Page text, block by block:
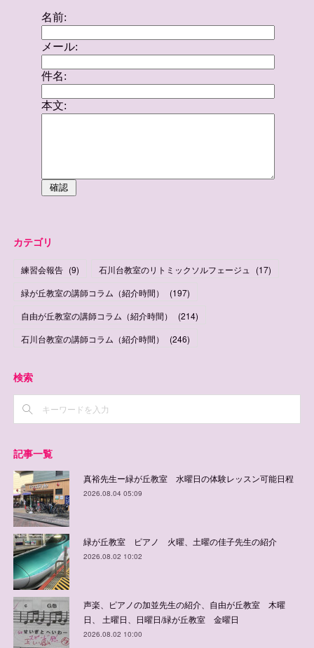
カテゴリ
練習会報告 (9) 石川台教室のリトミックソルフェージュ (17)
緑が丘教室の講師コラム（紹介時間）
(197)
自由が丘教室の講師コラム（紹介時間）
(214)
石川台教室の講師コラム（紹介時間）
(246)
検索
記事一覧
真裕先生ー緑が丘教室 水曜日の体験レッスン可能日程
2026.08.04 05:09
緑が丘教室 ピアノ 火曜、土曜の佳子先生の紹介
2026.08.02 10:02
声楽、ピアノの加並先生の紹介、自由が丘教室 木曜
日、 土曜日、日曜日/緑が丘教室 金曜日
2026.08.02 10:00